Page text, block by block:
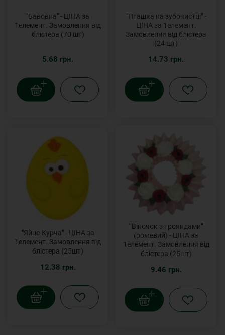
"Бавовна" - ЦІНА за
1елемент. Замовлення від
блістера (70 шт)
5.68 грн.
"Пташка на зубочистці" -
ЦІНА за 1елемент.
Замовлення від блістера
(24 шт)
14.73 грн.
"Яйце-Курча" - ЦІНА за
1елемент. Замовлення від
блістера (25шт)
12.38 грн.
“Віночок з трояндами”
(рожевий) - ЦІНА за
1елемент. Замовлення від
блістера (25шт)
9.46 грн.